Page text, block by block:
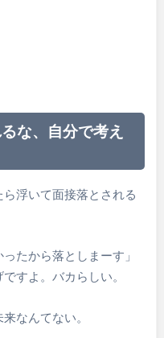
な、自分で考え
浮いて面接落とされる
たから落としまーす」
すよ。バカらしい。
なんてない。